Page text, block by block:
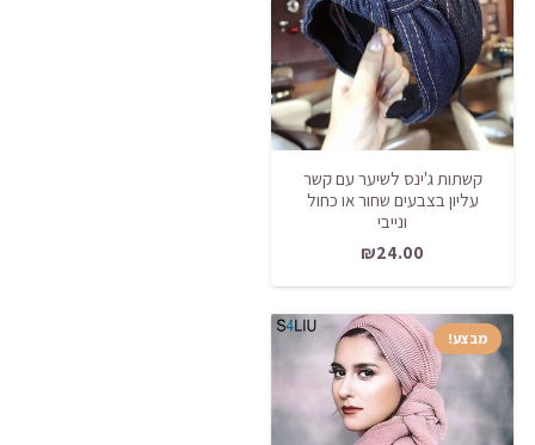
קשתות ג'ינס לשיער עם קשר
עליון בצבעים שחור או כחול
ונייבי
₪24.00
מבצע!